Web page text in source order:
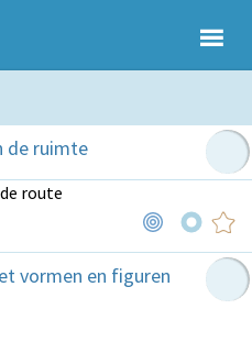
de ruimte
route
vormen en figuren